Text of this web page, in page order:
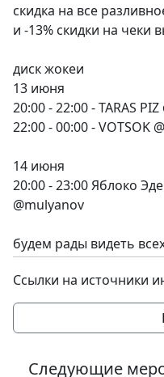
скидка на все
и -13% скидки на чеки
диск жокеи
13 июня
20:00 - 22:00 - TARAS
22:00 - 00:00 - VOTSOK
14 июня
20:00 - 23:00 Яблоко
@mulyanov
будем рады видеть
Ссылки на источники
Следующие